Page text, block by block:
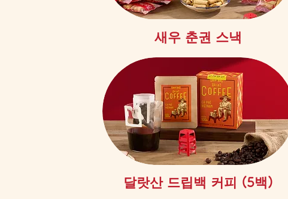
제품보기
새우 춘권 스낵
제품보기
달랏산 드립백 커피 (5백)